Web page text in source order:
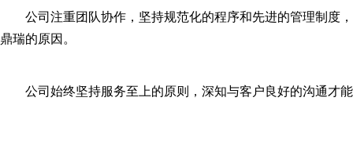
公司注重团队协作，坚持规范化的程序和先进的管理制度
鼎瑞的原因。
公司始终坚持服务至上的原则，深知与客户良好的沟通才